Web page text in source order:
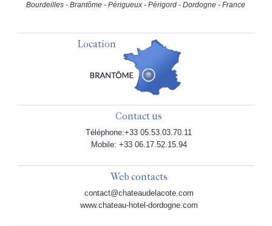
Bourdeilles - Brantôme - Périgueux - Périgord - Dordogne - France
Location
Contact us
Téléphone:+33 05.53.03.70.11
Mobile: +33 06.17.52.15.94
Web contacts
contact@chateaudelacote.com
www.chateau-hotel-dordogne.com